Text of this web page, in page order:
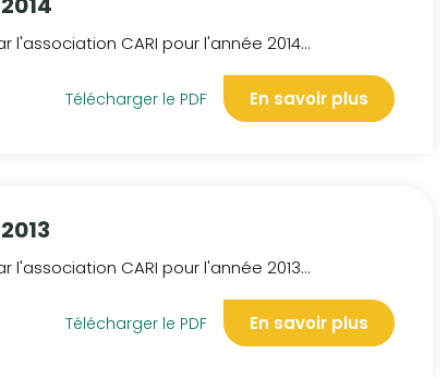
CARI pour l'année 2014...
Télécharger le PDF En savoir plus
CARI pour l'année 2013...
Télécharger le PDF En savoir plus